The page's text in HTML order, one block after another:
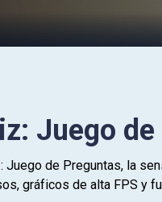
Juego
Juego de Preguntas, la
gráficos de alta FPS y